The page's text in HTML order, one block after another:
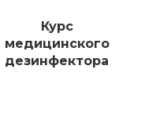
Курс
медицинского
дезинфектора